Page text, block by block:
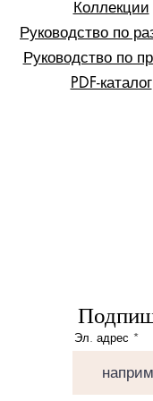
Коллекции
Руководство по
Руководство по
PDF-каталог
Эл. адрес